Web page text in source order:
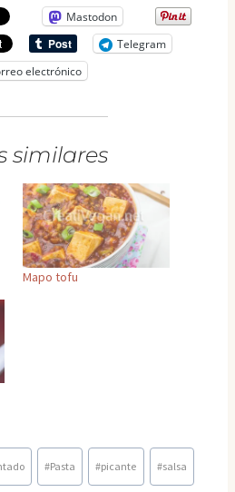
Mastodon
Telegram
electrónico
similares
Mapo tofu
#Pasta #picante #salsa